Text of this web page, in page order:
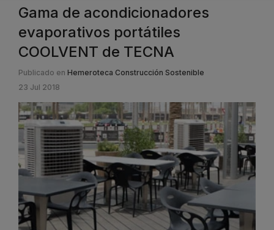
Gama de acondicionadores
evaporativos portátiles
COOLVENT de TECNA
Publicado en Hemeroteca Construcción Sostenible
23 Jul 2018